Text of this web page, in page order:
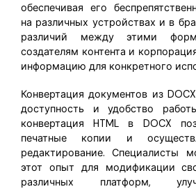
обеспечивая его
на различных устройствах и в
различий между этими
создателям контента и
информацию для конкретного
Конвертация документов из
доступность и удобство
конвертация HTML в DOCX
печатные копии и
редактирование. Специалисты
этот опыт для модификации
различных платформ,